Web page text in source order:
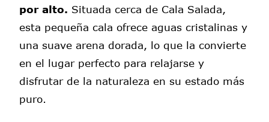
por alto. Situada cerca de Cala Salada,
esta pequeña cala ofrece aguas cristalinas y
una suave arena dorada, lo que la convierte
en el lugar perfecto para relajarse y
disfrutar de la naturaleza en su estado más
puro.